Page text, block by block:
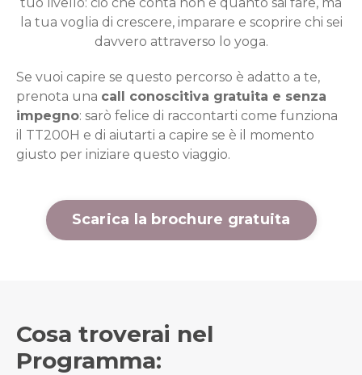
la tua voglia di crescere, imparare e scoprire chi sei
davvero attraverso lo yoga.
Se vuoi capire se questo percorso è adatto a te,
prenota una call conoscitiva gratuita e senza
impegno: sarò felice di raccontarti come funziona
il TT200H e di aiutarti a capire se è il momento
giusto per iniziare questo viaggio.
Scarica la brochure gratuita
Cosa troverai nel
Programma: